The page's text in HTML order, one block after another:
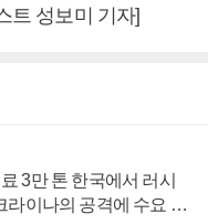
트 성보미 기자]
3만 톤 한국에서 러시
라이나의 공격에 수요 늘